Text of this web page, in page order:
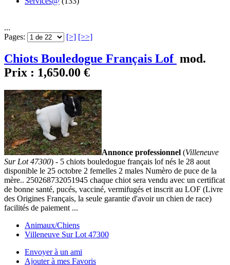
...
Pages:
[>] [>>]
Chiots Bouledogue Français Lof mod.
Prix : 1,650.00 €
Annonce professionnel (Villeneuve
Sur Lot 47300) - 5 chiots bouledogue français lof nés le 28 aout
disponible le 25 octobre 2 femelles 2 males Numèro de puce de la
mère.. 250268732051945 chaque chiot sera vendu avec un certificat
de bonne santé, pucés, vacciné, vermifugés et inscrit au LOF (Livre
des Origines Français, la seule garantie d'avoir un chien de race)
facilités de paiement ...
Animaux/Chiens
Villeneuve Sur Lot 47300
Envoyer à un ami
Ajouter à mes Favoris